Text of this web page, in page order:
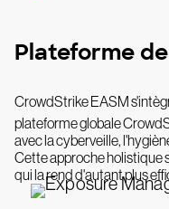
Plateforme
CrowdStrike EASM
plateforme globale
avec la cyberveille,
Cette approche holistique
qui la rend d'autant plus